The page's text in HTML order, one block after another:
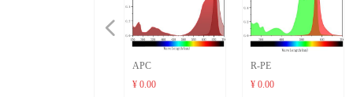
APC
¥ 0.00
R-PE
¥ 0.00
넳